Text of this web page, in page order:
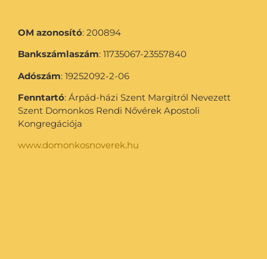
OM azonosító: 200894
Bankszámlaszám: 11735067-23557840
Adószám: 19252092-2-06
Fenntartó: Árpád-házi Szent Margitról Nevezett
Szent Domonkos Rendi Nővérek Apostoli
Kongregációja
www.domonkosnoverek.hu